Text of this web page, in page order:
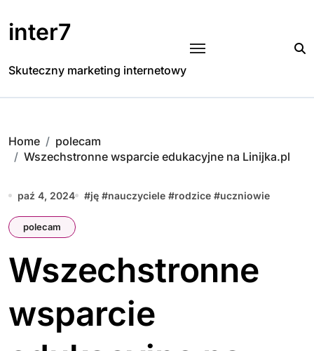
to
content
inter7
Skuteczny marketing internetowy
Home
polecam
Wszechstronne wsparcie edukacyjne na Linijka.pl
paź 4, 2024 #ję #nauczyciele #rodzice #uczniowie
polecam
Wszechstronne
wsparcie